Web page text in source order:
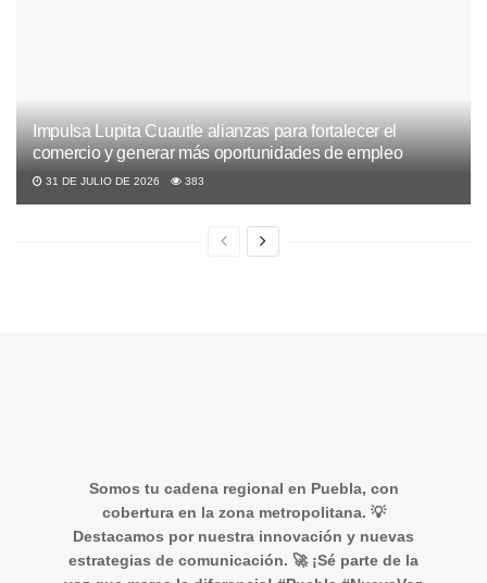
Impulsa Lupita Cuautle alianzas para fortalecer el
comercio y generar más oportunidades de empleo
31 DE JULIO DE 2026 383
Somos tu cadena regional en Puebla, con
cobertura en la zona metropolitana. 💡
Destacamos por nuestra innovación y nuevas
estrategias de comunicación. 🚀 ¡Sé parte de la